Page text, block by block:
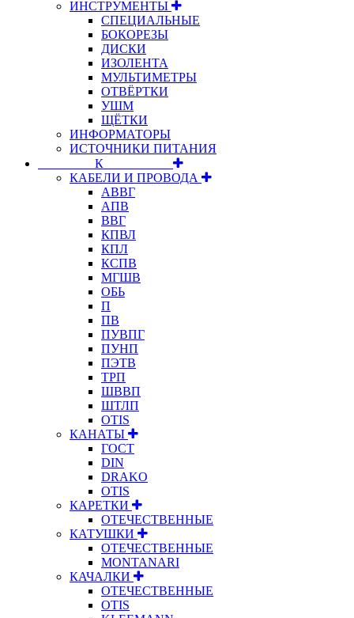
ИНСТРУМЕНТЫ
СПЕЦИАЛЬНЫЕ
БОКОРЕЗЫ
ДИСКИ
ИЗОЛЕНТА
МУЛЬТИМЕТРЫ
ОТВЁРТКИ
УШМ
ЩЁТКИ
ИНФОРМАТОРЫ
ИСТОЧНИКИ ПИТАНИЯ
⠀⠀⠀⠀⠀⠀К⠀⠀⠀⠀⠀⠀⠀
КАБЕЛИ И ПРОВОДА
АВВГ
АПВ
ВВГ
КПВЛ
КПЛ
КСПВ
МГШВ
ОБЬ
П
ПВ
ПУВПГ
ПУНП
ПЭТВ
ТРП
ШВВП
ШТЛП
OTIS
КАНАТЫ
ГОСТ
DIN
DRAKO
OTIS
КАРЕТКИ
ОТЕЧЕСТВЕННЫЕ
КАТУШКИ
ОТЕЧЕСТВЕННЫЕ
MONTANARI
КАЧАЛКИ
ОТЕЧЕСТВЕННЫЕ
OTIS